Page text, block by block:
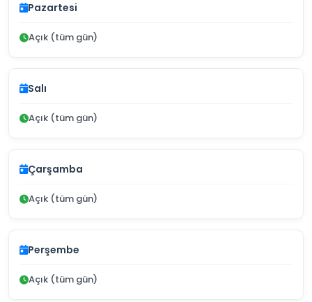
Pazartesi
Açık (tüm gün)
Salı
Açık (tüm gün)
Çarşamba
Açık (tüm gün)
Perşembe
Açık (tüm gün)